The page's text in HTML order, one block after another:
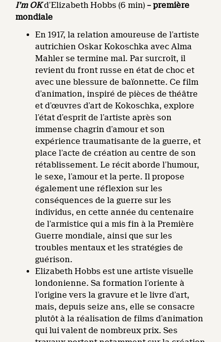
I’m OKd’Elizabeth Hobbs (6 min)– première
mondiale
En 1917, la relation amoureuse de l’artiste
autrichien Oskar Kokoschka avec Alma
Mahler se termine mal. Par surcroît, il
revient du front russe en état de choc et
avec une blessure de baïonnette. Ce film
d’animation, inspiré de pièces de théâtre
et d’œuvres d’art de Kokoschka, explore
l’état d’esprit de l’artiste après son
immense chagrin d’amour et son
expérience traumatisante de la guerre, et
place l’acte de création au centre de son
rétablissement. Le récit aborde l’humour,
le sexe, l’amour et la perte. Il propose
également une réflexion sur les
conséquences de la guerre sur les
individus, en cette année du centenaire
de l’armistice qui a mis fin à la Première
Guerre mondiale, ainsi que sur les
troubles mentaux et les stratégies de
guérison.
Elizabeth Hobbs est une artiste visuelle
londonienne. Sa formation l’oriente à
l’origine vers la gravure et le livre d’art,
mais, depuis seize ans, elle se consacre
plutôt à la réalisation de films d’animation
qui lui valent de nombreux prix. Ses